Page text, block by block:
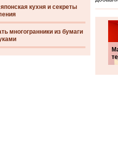
кухня и секреты
многогранники из бумаги